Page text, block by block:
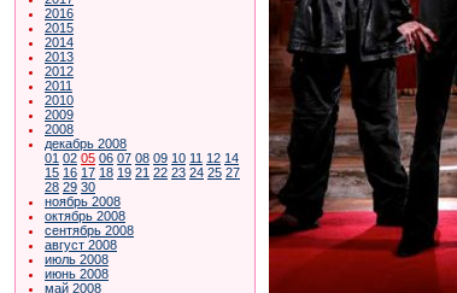
2016
2015
2014
2013
2012
2011
2010
2009
2008
декабрь 2008
01 02 05 06 07 08 09 10 11 12 14
15 16 17 18 19 21 22 23 24 25 27
28 29 30
ноябрь 2008
октябрь 2008
сентябрь 2008
август 2008
июль 2008
июнь 2008
май 2008